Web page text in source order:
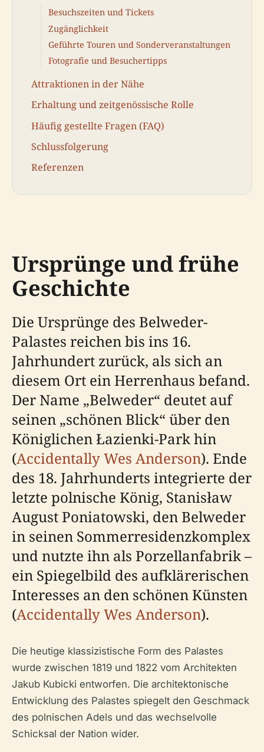
Besuchszeiten und Tickets
Zugänglichkeit
Geführte Touren und Sonderveranstaltungen
Fotografie und Besuchertipps
Attraktionen in der Nähe
Erhaltung und zeitgenössische Rolle
Häufig gestellte Fragen (FAQ)
Schlussfolgerung
Referenzen
Ursprünge und frühe
Geschichte
Die Ursprünge des Belweder-
Palastes reichen bis ins 16.
Jahrhundert zurück, als sich an
diesem Ort ein Herrenhaus befand.
Der Name „Belweder“ deutet auf
seinen „schönen Blick“ über den
Königlichen Łazienki-Park hin
(Accidentally Wes Anderson). Ende
des 18. Jahrhunderts integrierte der
letzte polnische König, Stanisław
August Poniatowski, den Belweder
in seinen Sommerresidenzkomplex
und nutzte ihn als Porzellanfabrik –
ein Spiegelbild des aufklärerischen
Interesses an den schönen Künsten
(Accidentally Wes Anderson).
Die heutige klassizistische Form des Palastes
wurde zwischen 1819 und 1822 vom Architekten
Jakub Kubicki entworfen. Die architektonische
Entwicklung des Palastes spiegelt den Geschmack
des polnischen Adels und das wechselvolle
Schicksal der Nation wider.